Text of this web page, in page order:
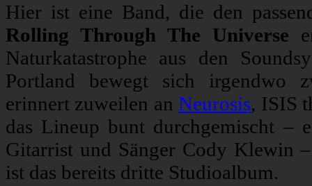
Hier ist eine Band, die den
Rolling Through The Universe
Naturkatastrophe aus den
Portland bewegt sich irgendwo
erinnert zuweilen anNeurosis, ISIS
das Lineup bunt durchgemischt –
Gitarrist und Sänger Cody Klewin
ist das bereits dritte Studioalbum.